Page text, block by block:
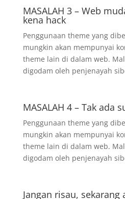
MASALAH 3 – Web
kena hack
Penggunaan theme yang
mungkin akan mempunyai
theme lain di dalam web.
digodam oleh penjenayah
MASALAH 4 – Tak ada
Penggunaan theme yang
mungkin akan mempunyai
theme lain di dalam web.
digodam oleh penjenayah
Jangan risau,